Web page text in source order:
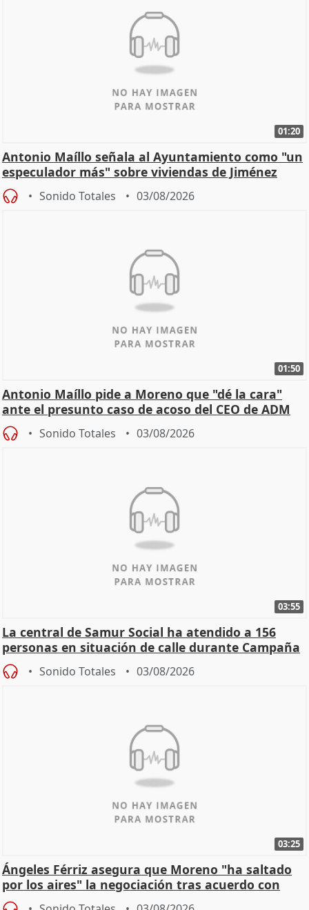
01:20
Antonio Maíllo señala al Ayuntamiento como "un
especulador más" sobre viviendas de Jiménez
Becerril
Sonido Totales 03/08/2026
01:50
Antonio Maíllo pide a Moreno que "dé la cara"
ante el presunto caso de acoso del CEO de ADM
Sonido Totales 03/08/2026
03:55
La central de Samur Social ha atendido a 156
personas en situación de calle durante Campaña
de Calor
Sonido Totales 03/08/2026
03:25
Ángeles Férriz asegura que Moreno "ha saltado
por los aires" la negociación tras acuerdo con
SMA